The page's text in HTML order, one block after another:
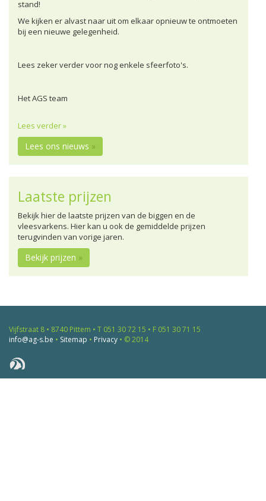
stand!
We kijken er alvast naar uit om elkaar opnieuw te ontmoeten
bij een nieuwe gelegenheid.
Lees zeker verder voor nog enkele sfeerfoto's.
Het AGS team
Lees verder »
Lees ons nieuws »
Laatste prijzen
Bekijk hier de laatste prijzen van de biggen en de
vleesvarkens. Hier kan u ook de gemiddelde prijzen
terugvinden van vorige jaren.
Bekijk prijzen »
Vijfstraat 8 • 8740 Pittem • T 051 30 72 15 • F 051 30 71 15
info@ag-s.be • Sitemap • Privacy • © 2014